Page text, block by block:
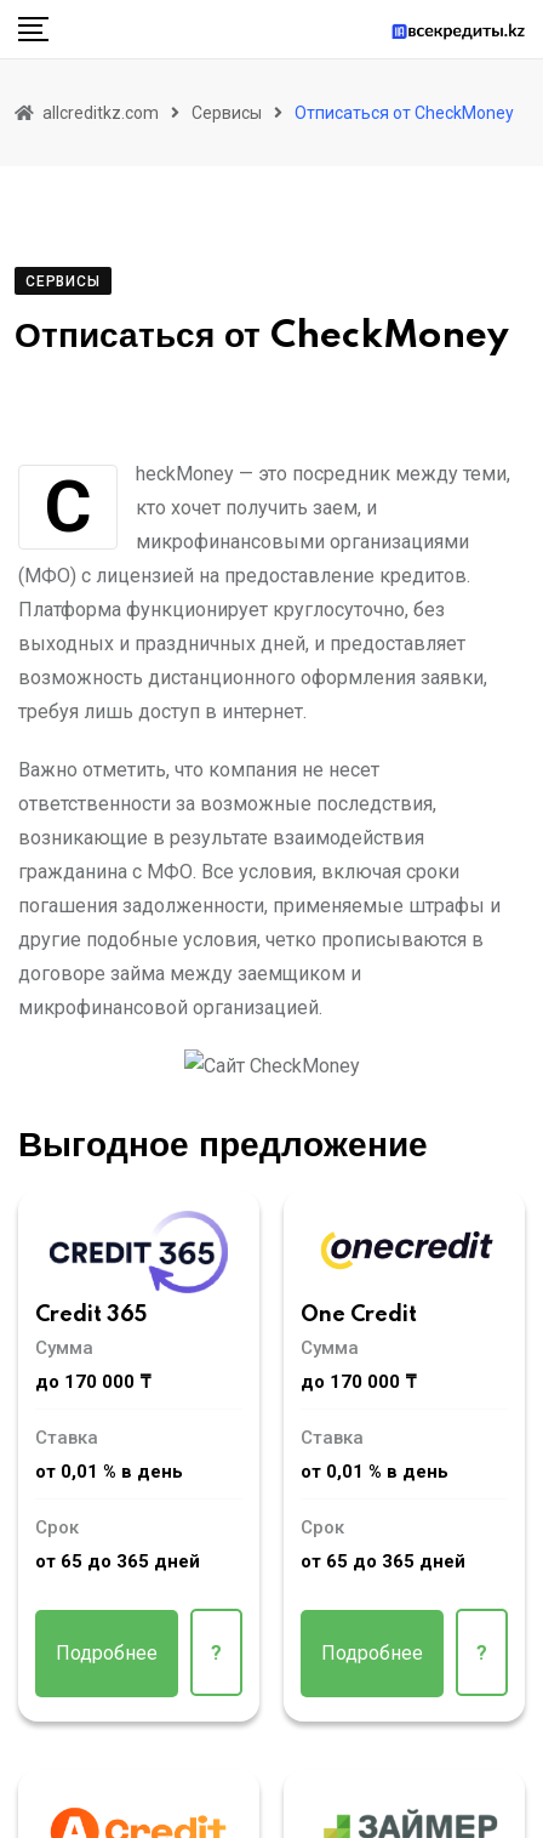
Skip
allcreditkz.com Сервисы Отписаться от CheckMoney
СЕРВИСЫ
Отписаться от CheckMoney
CheckMoney — это посредник между теми,
кто хочет получить заем, и
микрофинансовыми организациями
(МФО) с лицензией на предоставление кредитов.
Платформа функционирует круглосуточно, без
выходных и праздничных дней, и предоставляет
возможность дистанционного оформления заявки,
требуя лишь доступ в интернет.
Важно отметить, что компания не несет
ответственности за возможные последствия,
возникающие в результате взаимодействия
гражданина с МФО. Все условия, включая сроки
погашения задолженности, применяемые штрафы и
другие подобные условия, четко прописываются в
договоре займа между заемщиком и
микрофинансовой организацией.
Выгодное предложение
Credit 365
Сумма
до 170 000 ₸
Ставка
от 0,01 % в день
Срок
от 65 до 365 дней
Подробнее ?
One Credit
Сумма
до 170 000 ₸
Ставка
от 0,01 % в день
Срок
от 65 до 365 дней
Подробнее ?